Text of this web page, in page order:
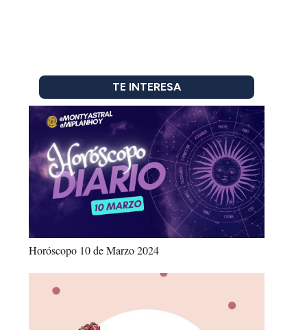
TE INTERESA
Horóscopo 10 de Marzo 2024